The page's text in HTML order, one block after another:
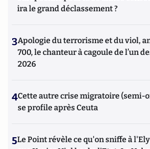
ira le grand déclassement ?
3Apologie du terrorisme et du viol,
700, le chanteur à cagoule de l’un
2026
4Cette autre crise migratoire (semi-
se profile après Ceuta
5Le Point révèle ce qu'on sniffe à